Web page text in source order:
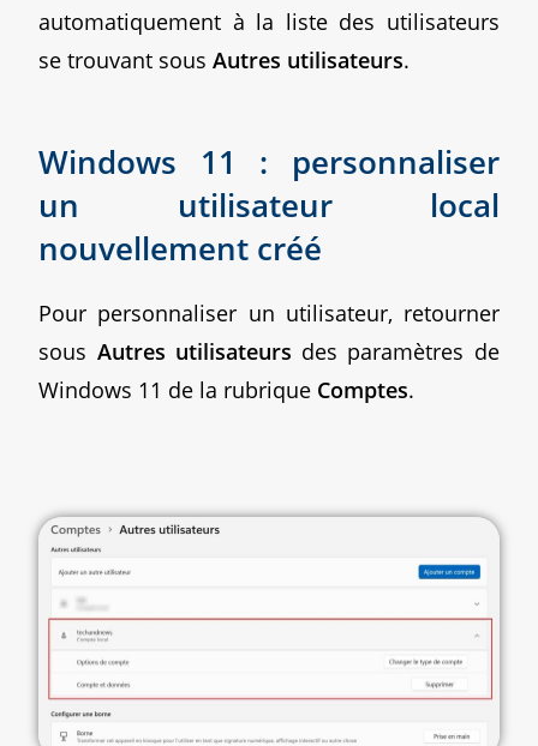
automatiquement à la liste des utilisateurs
se trouvant sousAutres utilisateurs.
Windows 11 : personnaliser
un utilisateur local
nouvellement créé
Pour personnaliser un utilisateur, retourner
sous Autres utilisateurs des paramètres de
Windows 11 de la rubrique Comptes.